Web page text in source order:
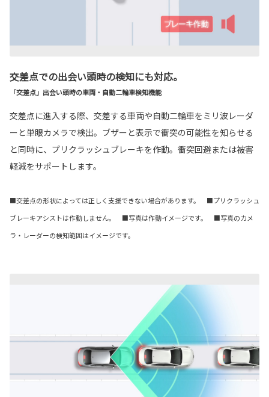
交差点での出会い頭時の検知にも対応。
「交差点」出会い頭時の車両・自動二輪車検知機能
交差点に進入する際、交差する車両や自動二輪車をミリ波レーダ
ーと単眼カメラで検出。ブザーと表示で衝突の可能性を知らせる
と同時に、プリクラッシュブレーキを作動。衝突回避または被害
軽減をサポートします。
■交差点の形状によっては正しく支援できない場合があります。 ■プリクラッシュ
ブレーキアシストは作動しません。 ■写真は作動イメージです。 ■写真のカメ
ラ・レーダーの検知範囲はイメージです。